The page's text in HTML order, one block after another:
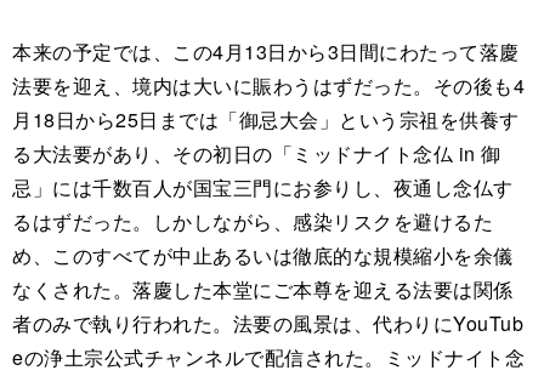
本来の予定では、この4月13日から3日間にわたって落慶
法要を迎え、境内は大いに賑わうはずだった。その後も4
月18日から25日までは「御忌大会」という宗祖を供養す
る大法要があり、その初日の「ミッドナイト念仏 in 御
忌」には千数百人が国宝三門にお参りし、夜通し念仏す
るはずだった。しかしながら、感染リスクを避けるた
め、このすべてが中止あるいは徹底的な規模縮小を余儀
なくされた。落慶した本堂にご本尊を迎える法要は関係
者のみで執り行われた。法要の風景は、代わりにYouTub
eの浄土宗公式チャンネルで配信された。ミッドナイト念